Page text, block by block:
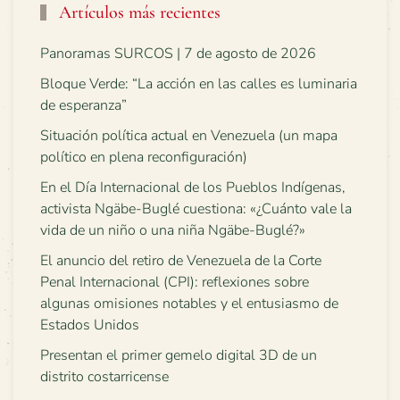
Artículos más recientes
Panoramas SURCOS | 7 de agosto de 2026
Bloque Verde: “La acción en las calles es luminaria
de esperanza”
Situación política actual en Venezuela (un mapa
político en plena reconfiguración)
En el Día Internacional de los Pueblos Indígenas,
activista Ngäbe-Buglé cuestiona: «¿Cuánto vale la
vida de un niño o una niña Ngäbe-Buglé?»
El anuncio del retiro de Venezuela de la Corte
Penal Internacional (CPI): reflexiones sobre
algunas omisiones notables y el entusiasmo de
Estados Unidos
Presentan el primer gemelo digital 3D de un
distrito costarricense